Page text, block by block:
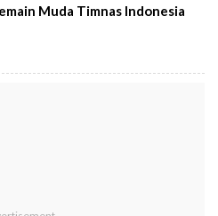
Muda Timnas Indonesia